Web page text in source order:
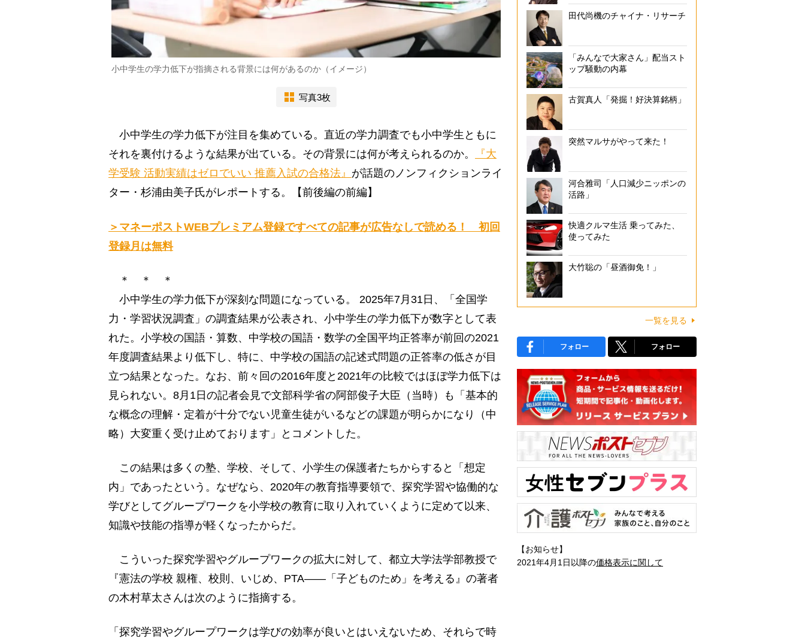
小中学生の学力低下が指摘される背景には何があるのか（イメージ）
写真3枚
小中学生の学力低下が注目を集めている。直近の学力調査でも小中学生ともに
それを裏付けるような結果が出ている。その背景には何が考えられるのか。
『大
学受験 活動実績はゼロでいい 推薦入試の合格法』 が話題のノンフィクションライ
ター・杉浦由美子氏がレポートする。【前後編の前編】
＞マネーポストWEBプレミアム登録ですべての記事が広告なしで読める！ 初回
登録月は無料
＊ ＊ ＊
小中学生の学力低下が深刻な問題になっている。 2025年7月31日、「全国学
力・学習状況調査」の調査結果が公表され、小中学生の学力低下が数字として表
れた。小学校の国語・算数、中学校の国語・数学の全国平均正答率が前回の2021
年度調査結果より低下し、特に、中学校の国語の記述式問題の正答率の低さが目
立つ結果となった。なお、前々回の2016年度と2021年の比較ではほぼ学力低下は
見られない。8月1日の記者会見で文部科学省の阿部俊子大臣（当時）も「基本的
な概念の理解・定着が十分でない児童生徒がいるなどの課題が明らかになり（中
略）大変重く受け止めております」とコメントした。
この結果は多くの塾、学校、そして、小学生の保護者たちからすると「想定
内」であったという。なぜなら、2020年の教育指導要領で、探究学習や協働的な
学びとしてグループワークを小学校の教育に取り入れていくように定めて以来、
知識や技能の指導が軽くなったからだ。
こういった探究学習やグループワークの拡大に対して、都立大学法学部教授で
『憲法の学校 親権、校則、いじめ、PTA――「子どものため」を考える』の著者
の木村草太さんは次のように指摘する。
「探究学習やグループワークは学びの効率が良いとはいえないため、それらで時
田代尚機のチャイナ・リサーチ
「みんなで大家さん」配当スト
ップ騒動の内幕
古賀真人「発掘！好決算銘柄」
突然マルサがやって来た！
河合雅司「人口減少ニッポンの
活路」
快適クルマ生活 乗ってみた、
使ってみた
大竹聡の「昼酒御免！」
一覧を見る
フォロー フォロー
【お知らせ】
2021年4月1日以降の価格表示に関して